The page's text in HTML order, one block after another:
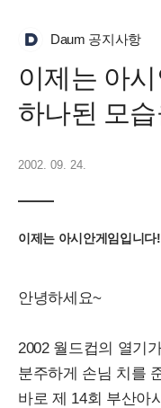
Daum 공지사항
이제는 아
하나된 모
2002. 09. 24.
이제는 아시안게임입니
안녕하세요~
2002 월드컵의 열기
분주하게 손님 치를
바로 제 14회 부산아